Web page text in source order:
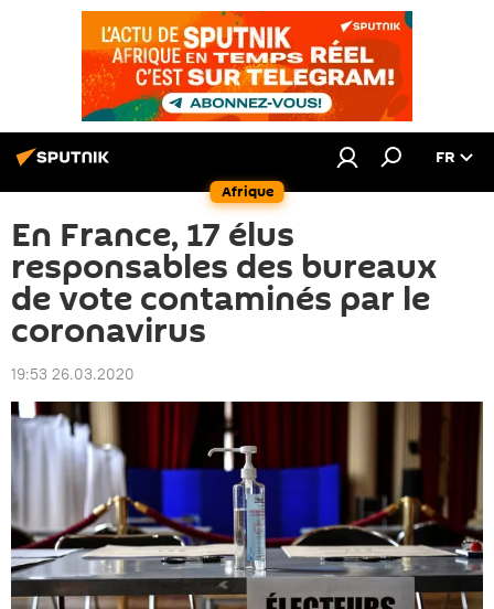
Afrique
FR
En France, 17 élus
responsables des bureaux
de vote contaminés par le
coronavirus
19:53 26.03.2020